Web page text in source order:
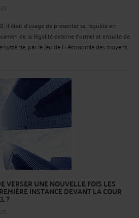
il était d’usage de présenter sa requête en
de la légalité externe (forme) et ensuite de
par le jeu de l’« économie des moyens
VERSER UNE NOUVELLE FOIS LES
INSTANCE DEVANT LA COUR
?